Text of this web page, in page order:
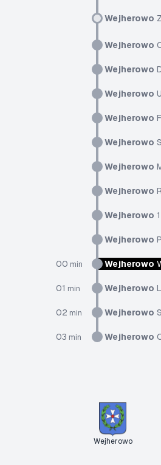
Wejherowo
Wejherowo
Wejherowo
Wejherowo
Wejherowo
Wejherowo
Wejherowo
Wejherowo
Wejherowo
Wejherowo
00 min Wejherowo
01 min Wejherowo
02 min Wejherowo
03 min Wejherowo
Wejherowo